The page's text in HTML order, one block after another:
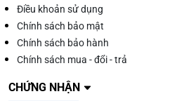
Điều khoản sử dụng
Chính sách bảo mật
Chính sách bảo hành
Chính sách mua - đổi - trả
CHỨNG NHẬN